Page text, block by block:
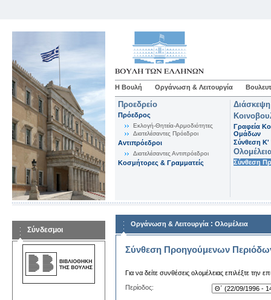
Η Βουλή Οργάνωση & Λειτουργία
Προεδρείο
Πρόεδρος
Εκλογή-Θητεία-Αρμοδιότητες
Διατελέσαντες Πρόεδροι
Αντιπρόεδροι
Διατελέσαντες Αντιπρόεδροι
Κοσμήτορες & Γραμματείς
Γραφεία
Ομάδων
Σύνθεση K'
Σύνθεση
Σύνδεσμοι
Οργάνωση & Λειτουργία : Ολομέλεια
Σύνθεση Προηγούμενων
Για να δείτε συνθέσεις ολομέλειας επιλέξτε την
Περίοδος: